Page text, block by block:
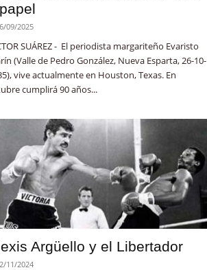
09/2025
SUÁREZ - El periodista margariteño Evaristo
(Valle de Pedro González, Nueva Esparta, 26-10-
vive actualmente en Houston, Texas. En
cumplirá 90 años...
Argüello y el Libertador
11/2024